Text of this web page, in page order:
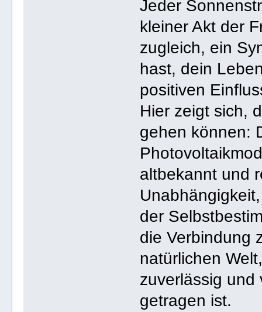
Jeder
kleiner Akt der
zugleich, ein
hast, dein
positiven
Hier zeigt sich,
gehen können:
altbekannt und
der
die Verbindung
natürlichen
zuverlässig und
getragen ist.